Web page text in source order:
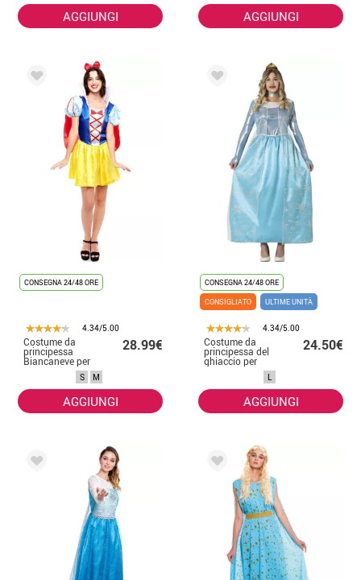
AGGIUNGI AGGIUNGI
CONSEGNA 24/48 ORE
4.34/5.00
Costume da
principessa
Biancaneve per
28.99€
S M
AGGIUNGI
CONSEGNA 24/48 ORE
CONSIGLIATO
ULTIME UNITÀ
4.34/5.00
Costume da
principessa del
ghiaccio per
donna
24.50€
L
AGGIUNGI